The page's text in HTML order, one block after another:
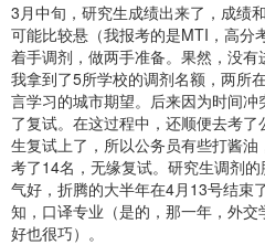
3月中旬，研究生成绩出来了，成绩
可能比较悬（我报考的是MTI，高分
着手调剂，做两手准备。果然，没有
我拿到了5所学校的调剂名额，两所
言学习的城市期望。后来因为时间
了复试。在这过程中，还顺便去考
生复试上了，所以公务员有些打酱
考了14名，无缘复试。研究生调剂
气好，折腾的大半年在4月13号结束
知，口译专业（是的，那一年，外
好也很巧）。